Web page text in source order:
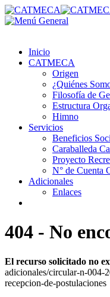
Inicio
CATMECA
Origen
¿Quiénes
Filosofía de
Estructura
Himno
Servicios
Beneficios
Caraballeda
Proyecto
N° de Cuenta
Adicionales
Enlaces
404 - No
El recurso solicitado no
adicionales/circular-n-004-
recepcion-de-postulaciones